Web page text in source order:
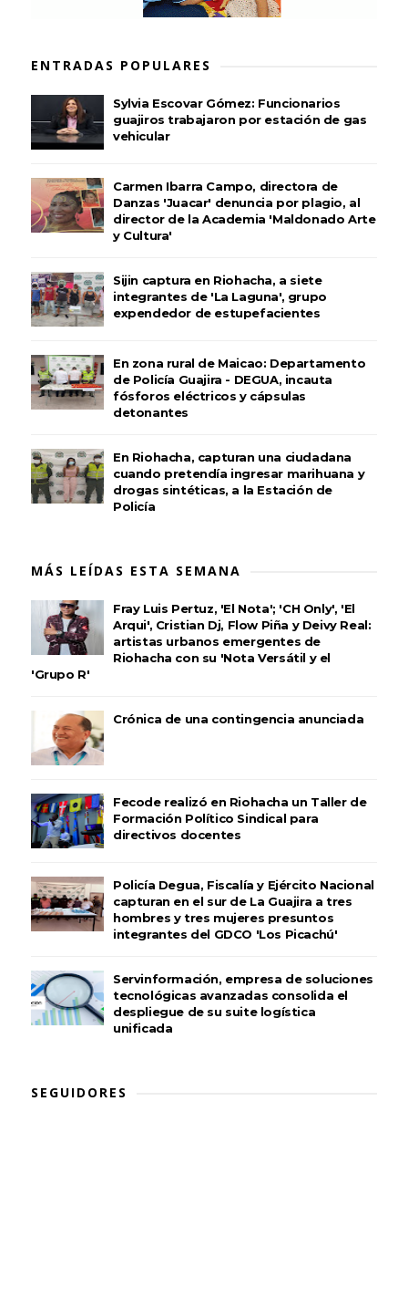
ENTRADAS POPULARES
Sylvia Escovar Gómez: Funcionarios
guajiros trabajaron por estación de gas
vehicular
Carmen Ibarra Campo, directora de
Danzas 'Juacar' denuncia por plagio, al
director de la Academia 'Maldonado Arte
y Cultura'
Sijin captura en Riohacha, a siete
integrantes de 'La Laguna', grupo
expendedor de estupefacientes
En zona rural de Maicao: Departamento
de Policía Guajira - DEGUA, incauta
fósforos eléctricos y cápsulas
detonantes
En Riohacha, capturan una ciudadana
cuando pretendía ingresar marihuana y
drogas sintéticas, a la Estación de
Policía
MÁS LEÍDAS ESTA SEMANA
Fray Luis Pertuz, 'El Nota'; 'CH Only', 'El
Arqui', Cristian Dj, Flow Piña y Deivy Real:
artistas urbanos emergentes de
Riohacha con su 'Nota Versátil y el
'Grupo R'
Crónica de una contingencia anunciada
Fecode realizó en Riohacha un Taller de
Formación Político Sindical para
directivos docentes
Policía Degua, Fiscalía y Ejército Nacional
capturan en el sur de La Guajira a tres
hombres y tres mujeres presuntos
integrantes del GDCO 'Los Picachú'
Servinformación, empresa de soluciones
tecnológicas avanzadas consolida el
despliegue de su suite logística
unificada
SEGUIDORES